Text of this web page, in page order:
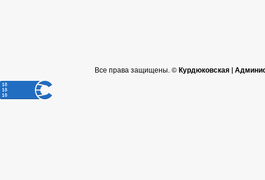
Все права защищены. ©Курдюковская |